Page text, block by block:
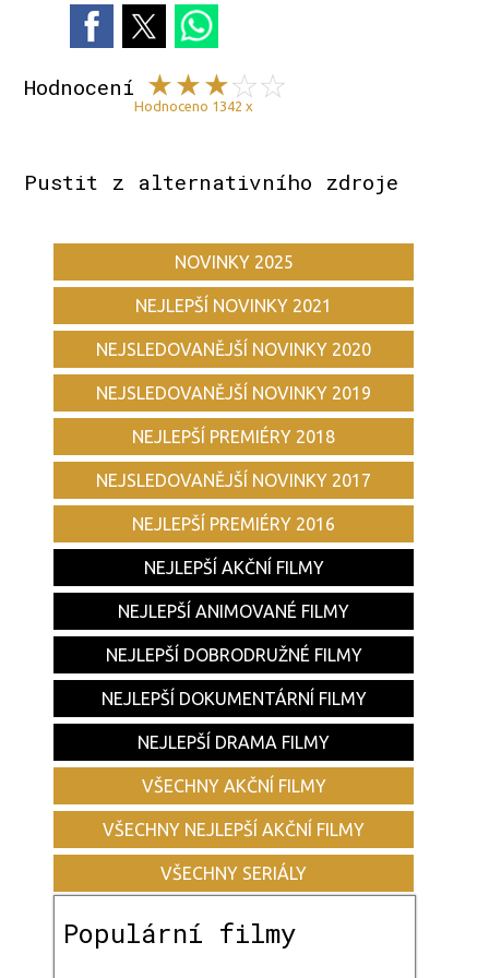
Hodnocení
Hodnoceno 1342 x
Pustit z alternativního zdroje
NOVINKY 2025
NEJLEPŠÍ NOVINKY 2021
NEJSLEDOVANĚJŠÍ NOVINKY 2020
NEJSLEDOVANĚJŠÍ NOVINKY 2019
NEJLEPŠÍ PREMIÉRY 2018
NEJSLEDOVANĚJŠÍ NOVINKY 2017
NEJLEPŠÍ PREMIÉRY 2016
NEJLEPŠÍ AKČNÍ FILMY
NEJLEPŠÍ ANIMOVANÉ FILMY
NEJLEPŠÍ DOBRODRUŽNÉ FILMY
NEJLEPŠÍ DOKUMENTÁRNÍ FILMY
NEJLEPŠÍ DRAMA FILMY
VŠECHNY AKČNÍ FILMY
VŠECHNY NEJLEPŠÍ AKČNÍ FILMY
VŠECHNY SERIÁLY
Populární filmy